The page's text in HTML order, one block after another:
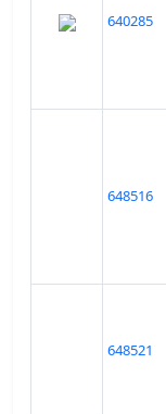
640285
648516
648521